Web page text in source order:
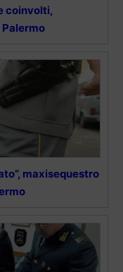
coinvolti,
maxisequestro